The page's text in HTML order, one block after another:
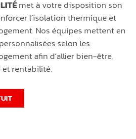
met à votre disposition son
l’isolation thermique et
Nos équipes mettent en
selon les
afin d’allier bien-être,
rentabilité.